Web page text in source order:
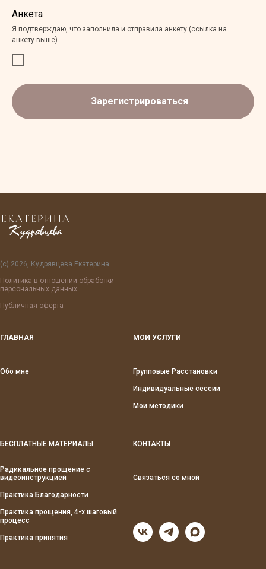
Анкета
Я подтверждаю, что заполнила и отправила анкету (ссылка на
анкету выше)
Зарегистрироваться
(с) 2026, Кудрявцева Екатерина
Политика в отношении обработки
персональных данных
Публичная оферта
ГЛАВНАЯ
Обо мне
МОИ УСЛУГИ
Групповые Расстановки
Индивидуальные сессии
Мои методики
БЕСПЛАТНЫЕ МАТЕРИАЛЫ
Радикальное прощение с
видеоинструкцией
Практика Благодарности
Практика прощения, 4-х шаговый
процесс
Практика принятия
КОНТАКТЫ
Связаться со мной